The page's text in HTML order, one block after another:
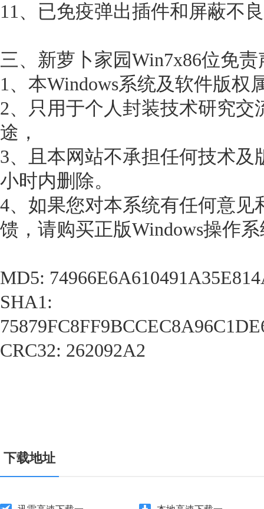
11、已免疫弹出插件和屏蔽不
三、新萝卜家园Win7x86位免责
1、本Windows系统及软件版权
2、只用于个人封装技术研究
途，
3、且本网站不承担任何技术及
小时内删除。
4、如果您对本系统有任何意见
馈，请购买正版Windows操作
MD5:
SHA1:
CRC32: 262092A2
下载地址